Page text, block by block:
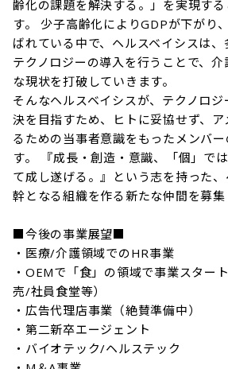
齢化の課題を解決する。」を実現す
す。 少子高齢化によりGDPが下がり
ばれている中で、ヘルスベイシスは
テクノロジーの導入を行うことで、
な現状を打破していきます。
そんなヘルスベイシスが、テクノロ
決を目指すため、ヒトに妥協せず、
るための当事者意識をもったメンバ
す。 『成長・創造・意識、「個」で
て成し遂げる。』という志を持った
幹となる組織を作る新たな仲間を募集
■今後の事業展望■
・医療/介護領域でのHR事業
・OEMで「食」の領域で事業スター
売/社員食堂等）
・広告代理店事業（絶賛準備中）
・第二新卒エージェント
・バイオテック/ヘルステック